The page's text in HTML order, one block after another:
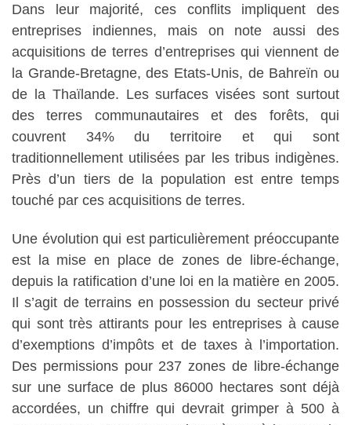
Dans leur majorité, ces conflits impliquent des
entreprises indiennes, mais on note aussi des
acquisitions de terres d’entreprises qui viennent de
la Grande-Bretagne, des Etats-Unis, de Bahreïn ou
de la Thaïlande. Les surfaces visées sont surtout
des terres communautaires et des forêts, qui
couvrent 34% du territoire et qui sont
traditionnellement utilisées par les tribus indigènes.
Près d’un tiers de la population est entre temps
touché par ces acquisitions de terres.
Une évolution qui est particulièrement préoccupante
est la mise en place de zones de libre-échange,
depuis la ratification d’une loi en la matière en 2005.
Il s’agit de terrains en possession du secteur privé
qui sont très attirants pour les entreprises à cause
d’exemptions d’impôts et de taxes à l’importation.
Des permissions pour 237 zones de libre-échange
sur une surface de plus 86000 hectares sont déjà
accordées, un chiffre qui devrait grimper à 500 à